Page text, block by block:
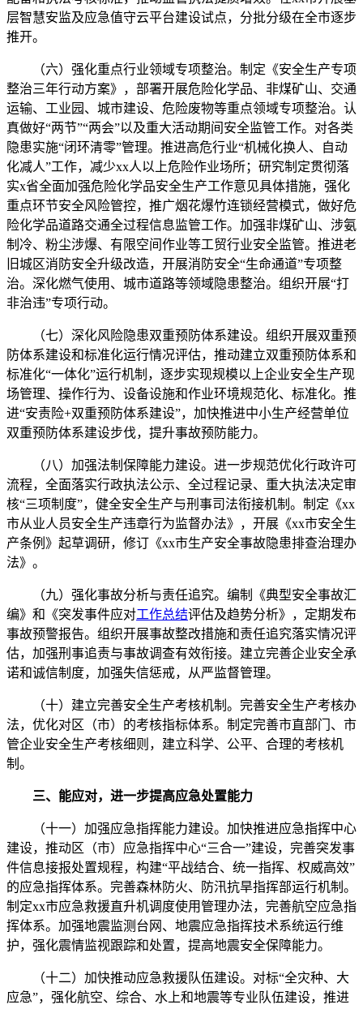
层智慧安监及应急值守云平台建设试点，分批分级在全市逐步
推开。
（六）强化重点行业领域专项整治。制定《安全生产专项
整治三年行动方案》，部署开展危险化学品、非煤矿山、交通
运输、工业园、城市建设、危险废物等重点领域专项整治。认
真做好“两节”“两会”以及重大活动期间安全监管工作。对各类
隐患实施“闭环清零”管理。推进高危行业“机械化换人、自动
化减人”工作，减少xx人以上危险作业场所；研究制定贯彻落
实x省全面加强危险化学品安全生产工作意见具体措施，强化
重点环节安全风险管控，推广烟花爆竹连锁经营模式，做好危
险化学品道路交通全过程信息监管工作。加强非煤矿山、涉氨
制冷、粉尘涉爆、有限空间作业等工贸行业安全监管。推进老
旧城区消防安全升级改造，开展消防安全“生命通道”专项整
治。深化燃气使用、城市道路等领域隐患整治。组织开展“打
非治违”专项行动。
（七）深化风险隐患双重预防体系建设。组织开展双重预
防体系建设和标准化运行情况评估，推动建立双重预防体系和
标准化“一体化”运行机制，逐步实现规模以上企业安全生产现
场管理、操作行为、设备设施和作业环境规范化、标准化。推
进“安责险+双重预防体系建设”，加快推进中小生产经营单位
双重预防体系建设步伐，提升事故预防能力。
（八）加强法制保障能力建设。进一步规范优化行政许可
流程，全面落实行政执法公示、全过程记录、重大执法决定审
核“三项制度”，健全安全生产与刑事司法衔接机制。制定《xx
市从业人员安全生产违章行为监督办法》，开展《xx市安全生
产条例》起草调研，修订《xx市生产安全事故隐患排查治理办
法》。
（九）强化事故分析与责任追究。编制《典型安全事故汇
编》和《突发事件应对工作总结评估及趋势分析》，定期发布
事故预警报告。组织开展事故整改措施和责任追究落实情况评
估，加强刑事追责与事故调查有效衔接。建立完善企业安全承
诺和诚信制度，加强失信惩戒，从严监督管理。
（十）建立完善安全生产考核机制。完善安全生产考核办
法，优化对区（市）的考核指标体系。制定完善市直部门、市
管企业安全生产考核细则，建立科学、公平、合理的考核机
制。
三、能应对，进一步提高应急处置能力
（十一）加强应急指挥能力建设。加快推进应急指挥中心
建设，推动区（市）应急指挥中心“三合一”建设，完善突发事
件信息接报处置规程，构建“平战结合、统一指挥、权威高效”
的应急指挥体系。完善森林防火、防汛抗旱指挥部运行机制。
制定xx市应急救援直升机调度使用管理办法，完善航空应急指
挥体系。加强地震监测台网、地震应急指挥技术系统运行维
护，强化震情监视跟踪和处置，提高地震安全保障能力。
（十二）加快推动应急救援队伍建设。对标“全灾种、大
应急”，强化航空、综合、水上和地震等专业队伍建设，推进